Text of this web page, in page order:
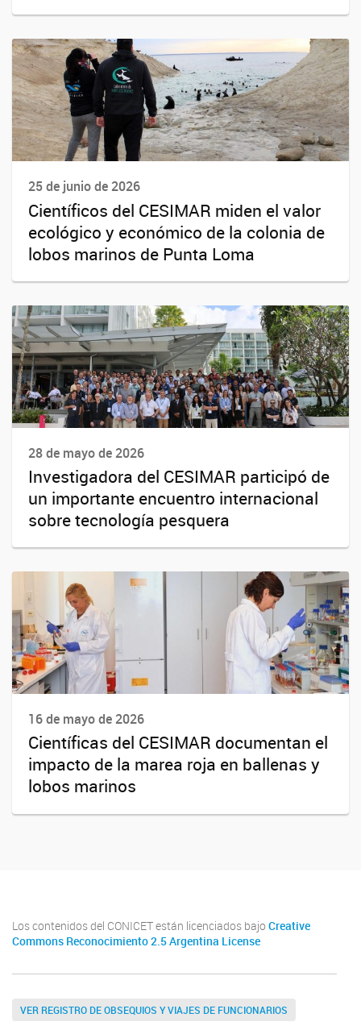
25 de junio de 2026
Científicos del CESIMAR miden el valor
ecológico y económico de la colonia de
lobos marinos de Punta Loma
28 de mayo de 2026
Investigadora del CESIMAR participó de
un importante encuentro internacional
sobre tecnología pesquera
16 de mayo de 2026
Científicas del CESIMAR documentan el
impacto de la marea roja en ballenas y
lobos marinos
Los contenidos del CONICET están licenciados bajo Creative
Commons Reconocimiento 2.5 Argentina License
VER REGISTRO DE OBSEQUIOS Y VIAJES DE FUNCIONARIOS